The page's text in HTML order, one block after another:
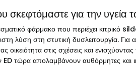
για την υγεία
φάρμακο που περιέχει κιτρικό
λύση στη στυτική δυσλειτουργία. Για
οικειότητα στις σχέσεις και
τώρα απολαμβάνουν αυθόρμητες και